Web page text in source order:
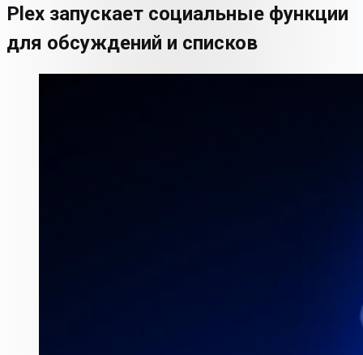
Plex запускает социальные функции
для обсуждений и списков